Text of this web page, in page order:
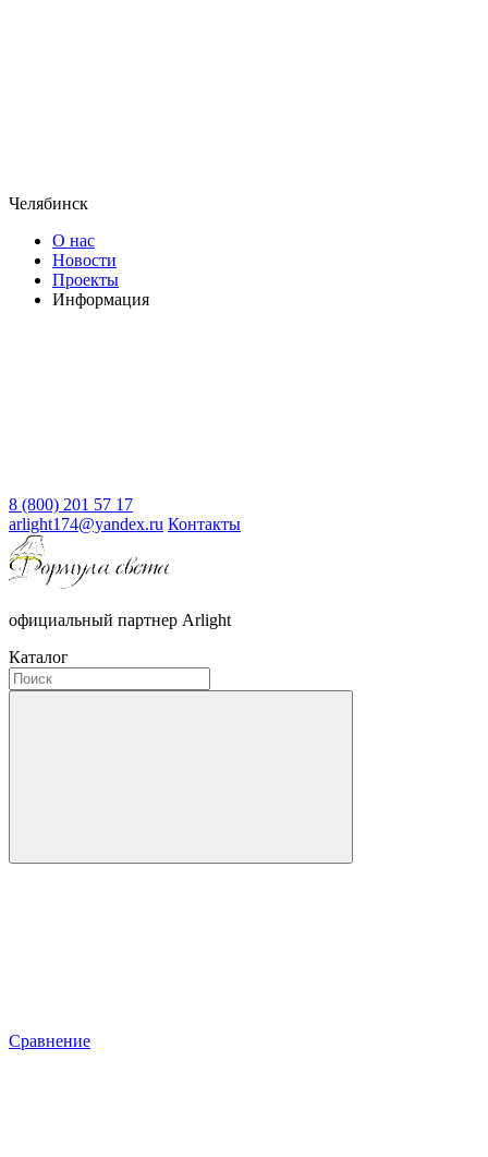
Челябинск
О нас
Новости
Проекты
Информация
8 (800) 201 57 17
arlight174@yandex.ru Контакты
официальный партнер Arlight
Каталог
Сравнение